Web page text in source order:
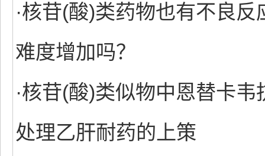
·核苷(酸)类药物也有不良
难度增加吗？
·核苷(酸)类似物中恩替卡
处理乙肝耐药的上策